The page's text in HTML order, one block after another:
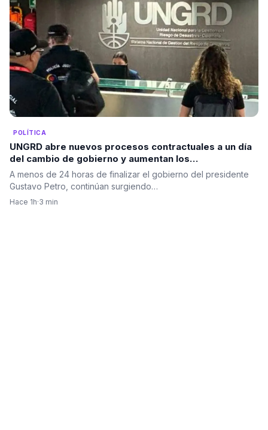
POLÍTICA
UNGRD abre nuevos procesos contractuales a un día
del cambio de gobierno y aumentan los
cuestionamientos sobre la contratación de última
hora
A menos de 24 horas de finalizar el gobierno del presidente
Gustavo Petro, continúan surgiendo…
Hace 1h·3 min